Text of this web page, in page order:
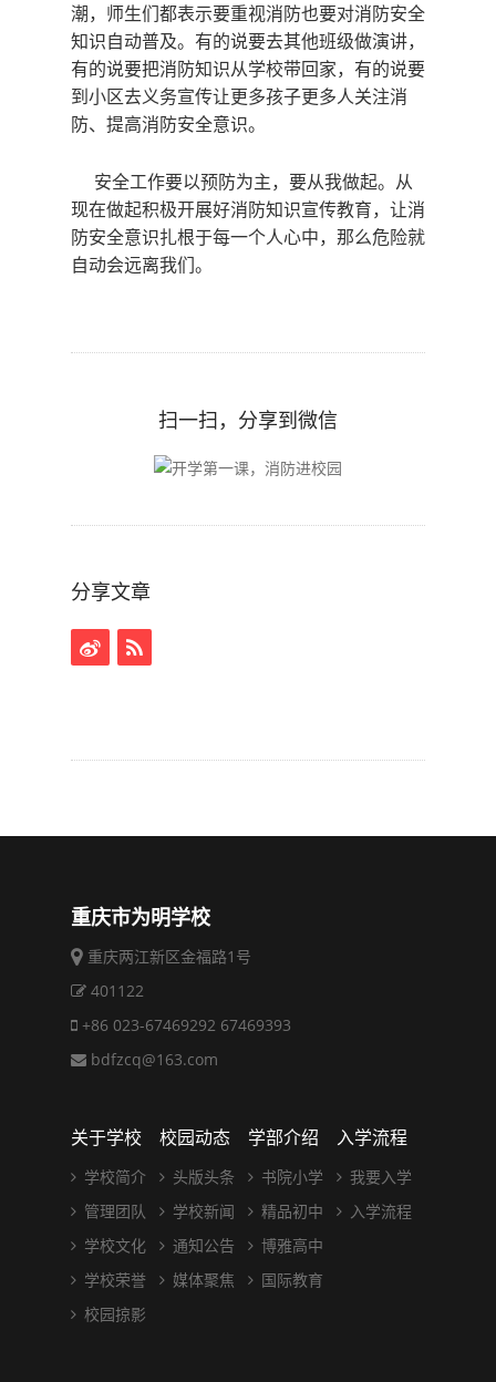
潮，师生们都表示要重视消防也要对消防安全
知识自动普及。有的说要去其他班级做演讲，
有的说要把消防知识从学校带回家，有的说要
到小区去义务宣传让更多孩子更多人关注消
防、提高消防安全意识。
安全工作要以预防为主，要从我做起。从
现在做起积极开展好消防知识宣传教育，让消
防安全意识扎根于每一个人心中，那么危险就
自动会远离我们。
扫一扫，分享到微信
分享文章
重庆市为明学校
重庆两江新区金福路1号
401122
+86 023-67469292 67469393
bdfzcq@163.com
关于学校
学校简介
管理团队
学校文化
学校荣誉
校园掠影
校园动态
头版头条
学校新闻
通知公告
媒体聚焦
学部介绍
书院小学
精品初中
博雅高中
国际教育
入学流程
我要入学
入学流程